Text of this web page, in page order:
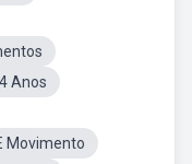
Anos
Movimento